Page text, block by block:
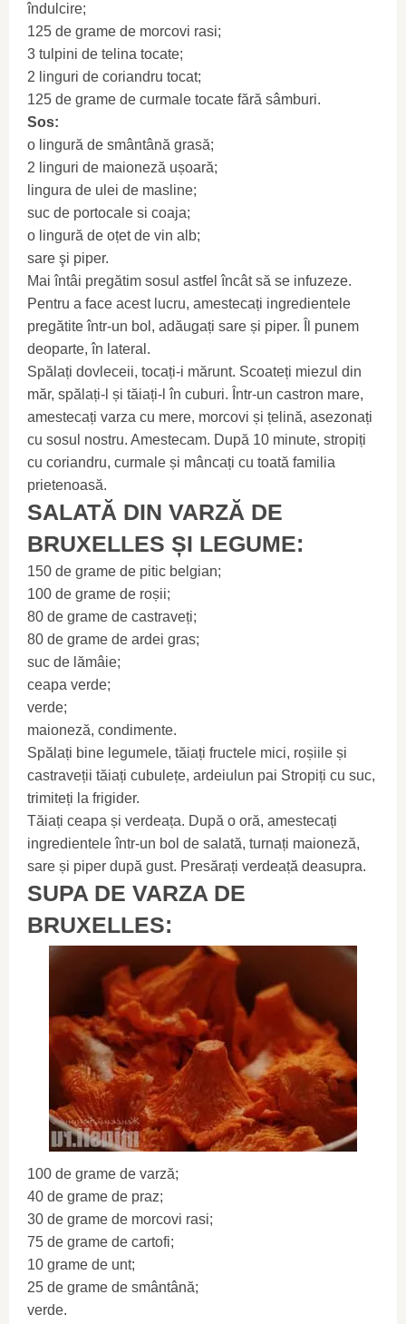
îndulcire;
125 de grame de morcovi rasi;
3 tulpini de telina tocate;
2 linguri de coriandru tocat;
125 de grame de curmale tocate fără sâmburi.
Sos:
o lingură de smântână grasă;
2 linguri de maioneză ușoară;
lingura de ulei de masline;
suc de portocale si coaja;
o lingură de oțet de vin alb;
sare şi piper.
Mai întâi pregătim sosul astfel încât să se infuzeze.
Pentru a face acest lucru, amestecați ingredientele
pregătite într-un bol, adăugați sare și piper. Îl punem
deoparte, în lateral.
Spălați dovleceii, tocați-i mărunt. Scoateți miezul din
măr, spălați-l și tăiați-l în cuburi. Într-un castron mare,
amestecați varza cu mere, morcovi și țelină, asezonați
cu sosul nostru. Amestecam. După 10 minute, stropiți
cu coriandru, curmale și mâncați cu toată familia
prietenoasă.
SALATĂ DIN VARZĂ DE
BRUXELLES ȘI LEGUME:
150 de grame de pitic belgian;
100 de grame de roșii;
80 de grame de castraveți;
80 de grame de ardei gras;
suc de lămâie;
ceapa verde;
verde;
maioneză, condimente.
Spălați bine legumele, tăiați fructele mici, roșiile și
castraveții tăiați cubulețe, ardeiulun pai Stropiți cu suc,
trimiteți la frigider.
Tăiați ceapa și verdeața. După o oră, amestecați
ingredientele într-un bol de salată, turnați maioneză,
sare și piper după gust. Presărați verdeață deasupra.
SUPA DE VARZA DE
BRUXELLES:
100 de grame de varză;
40 de grame de praz;
30 de grame de morcovi rasi;
75 de grame de cartofi;
10 grame de unt;
25 de grame de smântână;
verde.